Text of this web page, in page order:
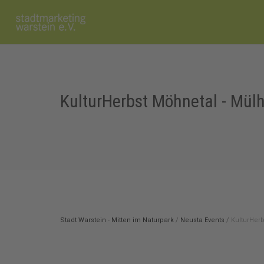
KulturHerbst Möhnetal -
Stadt Warstein - Mitten im Naturpark / Neusta Events /